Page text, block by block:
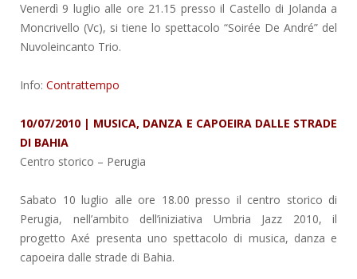
Venerdì 9 luglio alle ore 21.15 presso il Castello di Jolanda a
Moncrivello (Vc), si tiene lo spettacolo “Soirée De André” del
Nuvoleincanto Trio.
Info: Contrattempo
10/07/2010 | MUSICA, DANZA E CAPOEIRA DALLE STRADE
DI BAHIA
Centro storico – Perugia
Sabato 10 luglio alle ore 18.00 presso il centro storico di
Perugia, nell’ambito dell’iniziativa Umbria Jazz 2010, il
progetto Axé presenta uno spettacolo di musica, danza e
capoeira dalle strade di Bahia.